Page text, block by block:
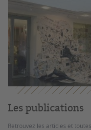
Les publications
Retrouvez les articles et